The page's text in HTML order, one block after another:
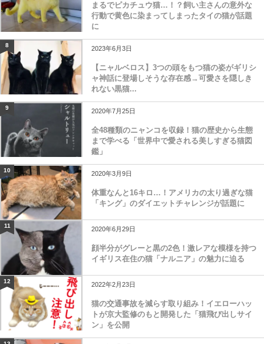
まるでピカチュウ猫…！？飼い主さんの意外な
行動で黄色に染まってしまったタイの猫が話題
に
8 2023年6月3日
【ニャルベロス】3つの頭をもつ猫の姿がギリシ
ャ神話に登場しそうな存在感→可愛さを隠しき
れない黒猫...
9 2020年7月25日
全48種類のニャンコを収録！猫の歴史から生態
まで学べる「世界中で愛される美しすぎる猫図
鑑」
10 2020年3月9日
体重なんと16キロ…！アメリカの太り過ぎな猫
「キング」のダイエットチャレンジが話題に
11 2020年6月29日
顔半分がグレーと黒の2色！激レアな模様を持つ
イギリス在住の猫「ナルニア」の魅力に迫る
12 2022年2月23日
猫の交通事故を減らす取り組み！イエローハッ
トが京大監修のもと開発した「猫飛び出しサイ
ン」を公開